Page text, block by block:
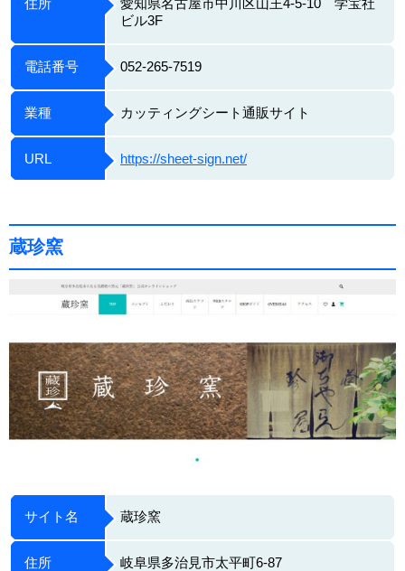
住所
愛知県名古屋市中川区山王4-5-10 学宝社
ビル3F
電話番号 052-265-7519
業種 カッティングシート通販サイト
URL https://sheet-sign.net/
蔵珍窯
サイト名 蔵珍窯
住所 岐阜県多治見市太平町6-87